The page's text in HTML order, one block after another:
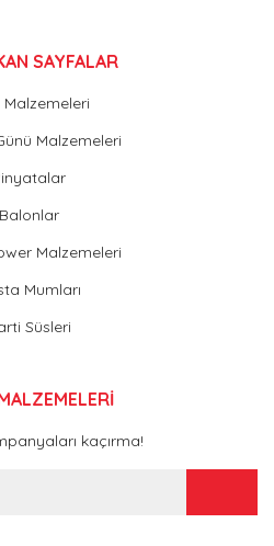
SAYFALAR
Malzemeleri
Malzemeleri
Balonlar
Malzemeleri
Mumları
Süsleri
kaçırma!